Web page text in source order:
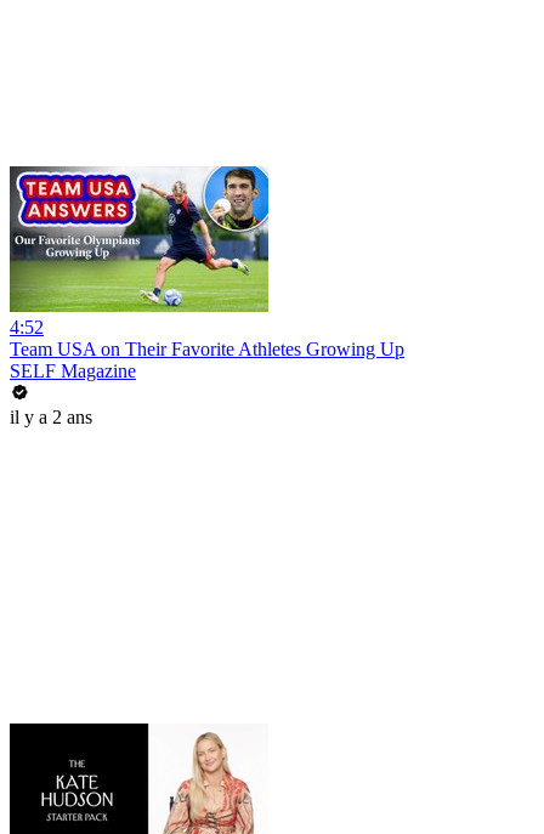
4:52
Team USA on Their Favorite Athletes Growing Up
SELF Magazine
il y a 2 ans